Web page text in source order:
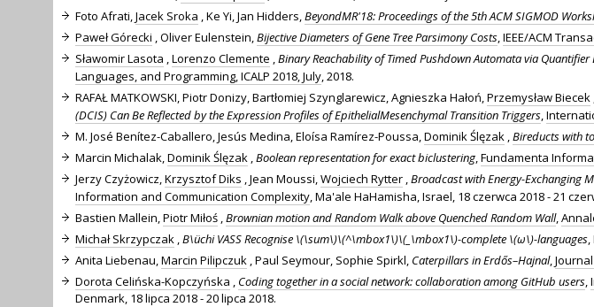
Foto Afrati, Jacek Sroka , Ke Yi, Jan Hidders, BeyondMR'18: Proceedings of the 5th ACM SIGMOD
Paweł Górecki , Oliver Eulenstein, Bijective Diameters of Gene Tree Parsimony Costs IEEE/ACM
Sławomir Lasota Lorenzo Clemente Binary Reachability of Timed Pushdown Automata via
Languages, and Programming, ICALP 2018, July , 2018.
RAFAŁ MATKOWSKI, Piotr Donizy, Bartłomiej Szynglarewicz, Agnieszka Hałoń, Przemysław Biecek
(DCIS) Can Be Reflected by the Expression Profiles of EpithelialMesenchymal Transition Triggers
M. José Benítez-Caballero, Jesús Medina, Eloísa Ramírez-Poussa, Dominik Ślęzak Bireducts with
Marcin Michalak, Dominik Ślęzak Boolean representation for exact biclustering Fundamenta
Jerzy Czyżowicz, Krzysztof Diks , Jean Moussi, Wojciech Rytter Broadcast with Energy-Exchanging
Information and Communication Complexity , Ma'ale HaHamisha, Israel, 18 czerwca 2018 - 21
Bastien Mallein, Piotr Miłoś Brownian motion and Random Walk above Quenched Random Wall,
Michał Skrzypczak B\üchi VASS Recognise \(\sum\)\(^\mbox1\)\(_\mbox1\)-complete \(ω\)-languages
Anita Liebenau, Marcin Pilipczuk , Paul Seymour, Sophie Spirkl, Caterpillars in Erdős–Hajnal,
Dorota Celińska-Kopczyńska
Coding together in a social network: collaboration among GitHub users
Denmark, 18 lipca 2018 - 20 lipca 2018.